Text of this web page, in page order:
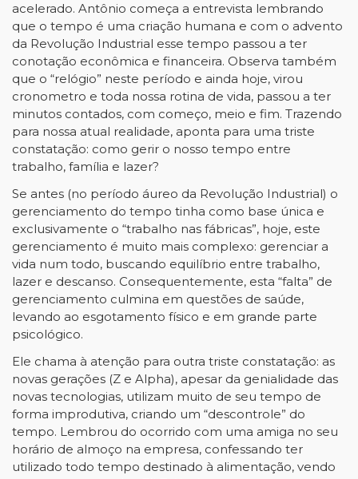
acelerado. Antônio começa a entrevista lembrando
que o tempo é uma criação humana e com o advento
da Revolução Industrial esse tempo passou a ter
conotação econômica e financeira. Observa também
que o “relógio” neste período e ainda hoje, virou
cronometro e toda nossa rotina de vida, passou a ter
minutos contados, com começo, meio e fim. Trazendo
para nossa atual realidade, aponta para uma triste
constatação: como gerir o nosso tempo entre
trabalho, família e lazer?
Se antes (no período áureo da Revolução Industrial) o
gerenciamento do tempo tinha como base única e
exclusivamente o “trabalho nas fábricas”, hoje, este
gerenciamento é muito mais complexo: gerenciar a
vida num todo, buscando equilíbrio entre trabalho,
lazer e descanso. Consequentemente, esta “falta” de
gerenciamento culmina em questões de saúde,
levando ao esgotamento físico e em grande parte
psicológico.
Ele chama à atenção para outra triste constatação: as
novas gerações (Z e Alpha), apesar da genialidade das
novas tecnologias, utilizam muito de seu tempo de
forma improdutiva, criando um “descontrole” do
tempo. Lembrou do ocorrido com uma amiga no seu
horário de almoço na empresa, confessando ter
utilizado todo tempo destinado à alimentação, vendo